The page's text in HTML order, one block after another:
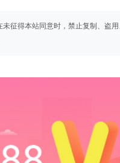
征得本站同意时，禁止复制、盗